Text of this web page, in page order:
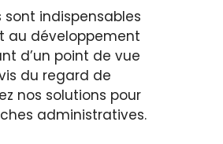
indispensables
au développement
d’un point de vue
du regard de
nos solutions pour
administratives.